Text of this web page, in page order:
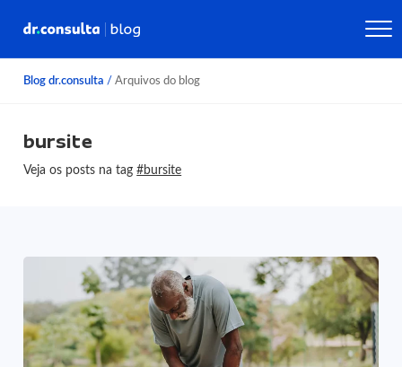
Blog dr.consulta / Arquivos do blog
bursite
Veja os posts na tag#bursite